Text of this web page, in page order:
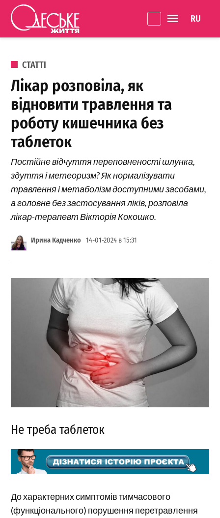
Перейти до вмісту
Життя
ОПУБЛІКОВАНО В
СТАТТІ
Лікар розповіла, як
відновити травлення та
роботу кишечника без
таблеток
Постійне відчуття переповненості шлунка,
здуття і метеоризм? Як нормалізувати
травлення і метаболізм доступними засобами,
а головне без застосування ліків, розповіла
лікар-терапевт Вікторія Кокошко.
Ирина Кадченко 14-01-2024 в 15:31
Не треба таблеток
До характерних симптомів тимчасового
(функціонального) порушення перетравлення